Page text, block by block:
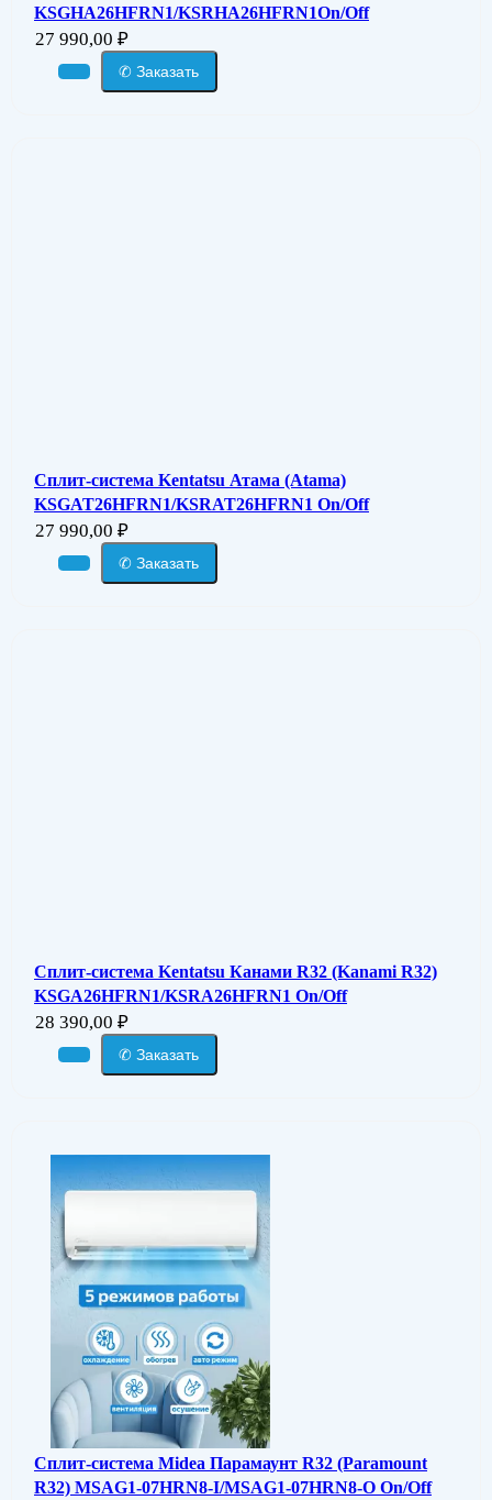
KSGHA26HFRN1/KSRHA26HFRN1On/Off
27 990,00 ₽
✆ Заказать
Сплит-система Kentatsu Атама (Atama)
KSGAT26HFRN1/KSRAT26HFRN1 On/Off
27 990,00 ₽
✆ Заказать
Сплит-система Kentatsu Канами R32 (Kanami R32)
KSGA26HFRN1/KSRA26HFRN1 On/Off
28 390,00 ₽
✆ Заказать
Сплит-система Midea Парамаунт R32 (Paramount
R32) MSAG1-07HRN8-I/MSAG1-07HRN8-O On/Off